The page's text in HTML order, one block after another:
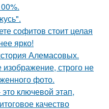
софитов стоит целая
ярко!
Алемасовых.
строго не
фото.
ключевой этап,
качество